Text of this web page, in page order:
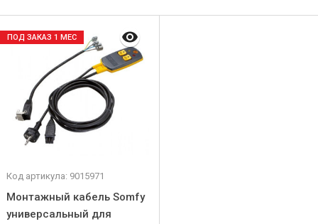
Код артикула: 9015971
Монтажный кабель Somfy
универсальный для
ПОД ЗАКАЗ 1 МЕС